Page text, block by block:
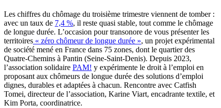
Les chiffres du chômage du troisième trimestre viennent de tomber :
avec un taux de 7,4 %, il reste quasi stable, tout comme le chômage
de longue durée. L’occasion pour transonore de vous présenter les
territoires « zéro chômeur de longue durée », un projet expérimental
de société mené en France dans 75 zones, dont le quartier des
Quatre-Chemins à Pantin (Seine-Saint-Denis). Depuis 2023,
l’association solidaire PAM! y expérimente le droit à l’emploi en
proposant aux chômeurs de longue durée des solutions d’emploi
dignes, durables et adaptées à chacun. Rencontre avec Catfish
Tomei, directeur de l’association, Karine Viart, encadrante textile, et
Kim Porta, coordinatrice.